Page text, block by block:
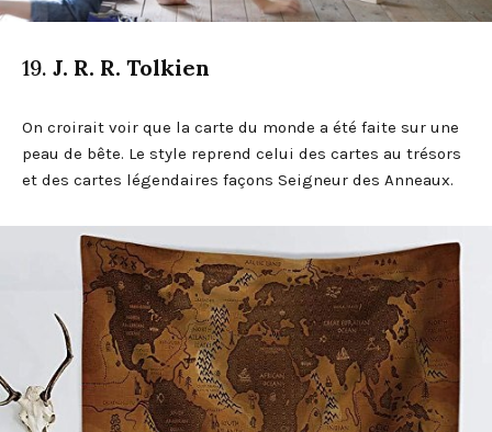
19. J. R. R. Tolkien
On croirait voir que la carte du monde a été faite sur une
peau de bête. Le style reprend celui des cartes au trésors
et des cartes légendaires façons Seigneur des Anneaux.